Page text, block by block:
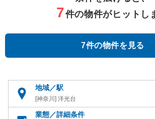
7件の物件がヒットし
7件の物件を見る
地域／駅
[神奈川] 洋光台
業態／詳細条件